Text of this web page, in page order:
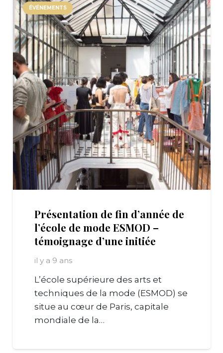
ÉVÉNEMENTS
Présentation de fin d’année de
l’école de mode ESMOD –
témoignage d’une initiée
il y a 9 ans
L’école supérieure des arts et
techniques de la mode (ESMOD) se
situe au cœur de Paris, capitale
mondiale de la…